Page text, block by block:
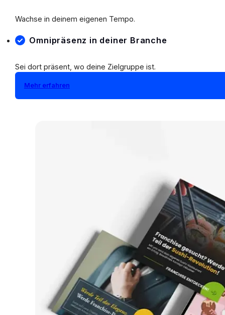
Wachse in deinem eigenen Tempo.
Omnipräsenz in deiner Branche
Sei dort präsent, wo deine Zielgruppe ist.
Mehr erfahren